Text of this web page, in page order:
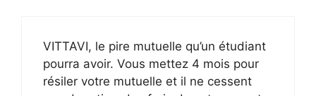
VITTAVI, le pire mutuelle qu’un étudiant
pourra avoir. Vous mettez 4 mois pour
résiler votre mutuelle et il ne cessent